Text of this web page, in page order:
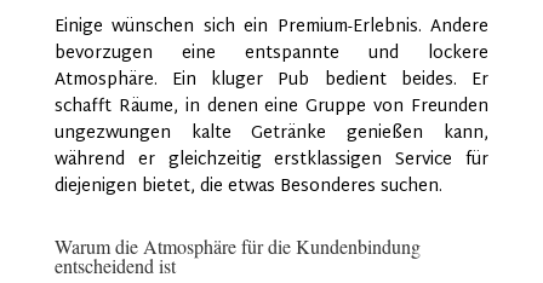
Einige wünschen sich ein Premium-Erlebnis. Andere
bevorzugen eine entspannte und lockere
Atmosphäre. Ein kluger Pub bedient beides. Er
schafft Räume, in denen eine Gruppe von Freunden
ungezwungen kalte Getränke genießen kann,
während er gleichzeitig erstklassigen Service für
diejenigen bietet, die etwas Besonderes suchen.
Warum die Atmosphäre für die Kundenbindung
entscheidend ist